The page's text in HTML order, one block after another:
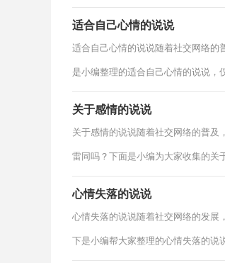
适合自己心情的说说
适合自己心情的说说随着社交网络的
是小编整理的适合自己心情的说说，
关于感情的说说
关于感情的说说随着社交网络的普及
雷同吗？下面是小编为大家收集的关
心情失落的说说
心情失落的说说随着社交网络的发展
下是小编帮大家整理的心情失落的说